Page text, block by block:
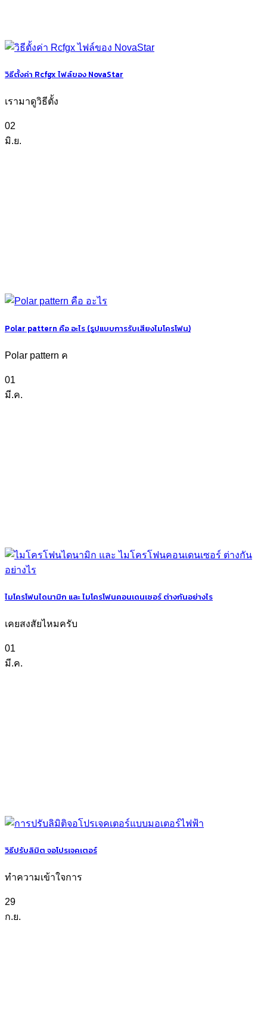
วิธีตั้งค่า Rcfgx ไฟล์ของ NovaStar
เรามาดูวิธีตั้ง
02
มิ.ย.
Polar pattern คือ อะไร (รูปแบบการรับเสียงไมโครโฟน)
Polar pattern ค
01
มี.ค.
ไมโครโฟนไดนามิก และ ไมโครโฟนคอนเดนเซอร์ ต่างกันอย่างไร
เคยสงสัยไหมครับ
01
มี.ค.
วิธีปรับลิมิต จอโปรเจคเตอร์
ทำความเข้าใจการ
29
ก.ย.